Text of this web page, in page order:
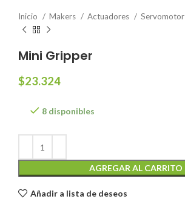
Inicio Makers Actuadores Servomotor
Mini Gripper
$23.324
8 disponibles
AGREGAR AL CARRITO
Añadir a lista de deseos